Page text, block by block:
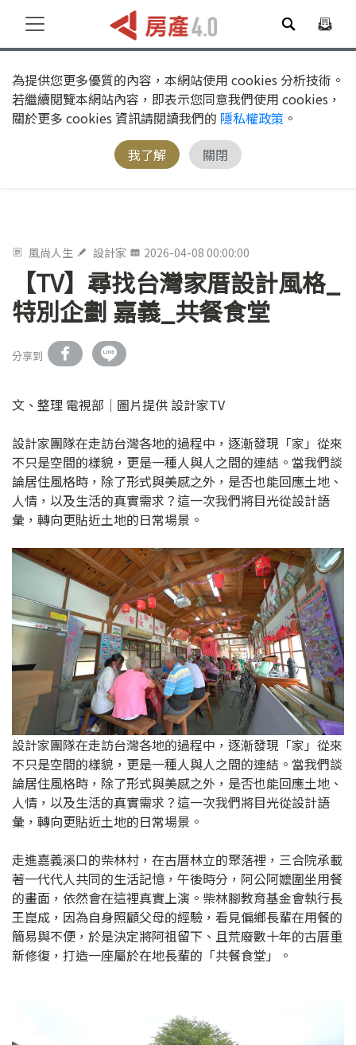
為提供您更多優質的內容，本網站使用 cookies 分析技術。
若繼續閱覽本網站內容，即表示您同意我們使用 cookies，
關於更多 cookies 資訊請閱讀我們的 隱私權政策 。
我了解
關閉
風尚人生 設計家 2026-04-08 00:00:00
【TV】尋找台灣家厝設計風格_
特別企劃 嘉義_共餐食堂
分享到
文、整理 電視部│圖片提供 設計家TV
設計家團隊在走訪台灣各地的過程中，逐漸發現「家」從來
不只是空間的樣貌，更是一種人與人之間的連結。當我們談
論居住風格時，除了形式與美感之外，是否也能回應土地、
人情，以及生活的真實需求？這一次我們將目光從設計語
彙，轉向更貼近土地的日常場景。
設計家團隊在走訪台灣各地的過程中，逐漸發現「家」從來
不只是空間的樣貌，更是一種人與人之間的連結。當我們談
論居住風格時，除了形式與美感之外，是否也能回應土地、
人情，以及生活的真實需求？這一次我們將目光從設計語
彙，轉向更貼近土地的日常場景。
走進嘉義溪口的柴林村，在古厝林立的聚落裡，三合院承載
著一代代人共同的生活記憶，午後時分，阿公阿嬤圍坐用餐
的畫面，依然會在這裡真實上演。柴林腳教育基金會執行長
王崑成，因為自身照顧父母的經驗，看見偏鄉長輩在用餐的
簡易與不便，於是決定將阿祖留下、且荒廢數十年的古厝重
新修復，打造一座屬於在地長輩的「共餐食堂」。